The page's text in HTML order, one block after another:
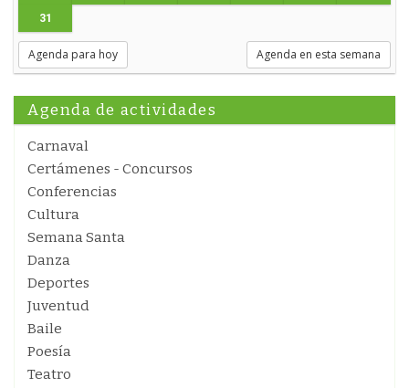
31
Agenda para hoy Agenda en esta semana
Agenda de actividades
Carnaval
Certámenes - Concursos
Conferencias
Cultura
Semana Santa
Danza
Deportes
Juventud
Baile
Poesía
Teatro